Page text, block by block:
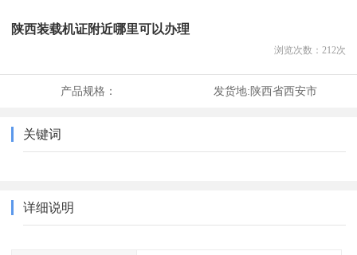
陕西装载机证附近哪里可以办理
浏览次数： 212次
产品规格： 发货地:陕西省西安市
关键词
详细说明